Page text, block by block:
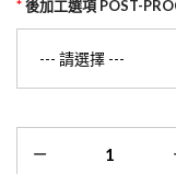
後加工選項 POST-